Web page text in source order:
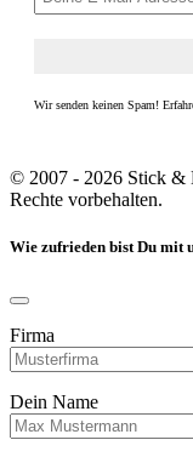
Wir senden keinen Spam!
© 2007 - 2026 Stick &
Rechte vorbehalten.
Wie zufrieden bist Du mit
Firma
Dein Name